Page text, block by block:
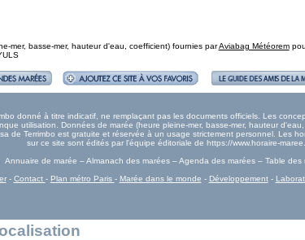
mer, basse-mer, hauteur d'eau, coefficient) fournies parAviabag Météorem
donné à titre indicatif, ne remplaçant pas les documents officiels. Les
utilisation. Données de marée (heure pleine-mer, basse-mer, hauteur
de Terrimbo est gratuite et réservée à un usage strictement personnel. Les
sur ce site sont édités par l'équipe éditoriale de https://www.horaire-
Annuaire de marée – Almanach des marées – Agenda des marées – Table des
- Contact - Plan métro Paris - Marée dans le monde - Développement-